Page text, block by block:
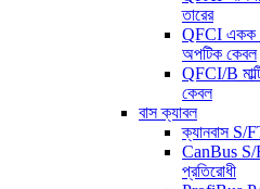
তারের
QFCI একক
অপটিক কেবল
QFCI/B
কেবল
বাস ক্যাবল
ক্যানবাস
CanBus
প্রতিরোধী